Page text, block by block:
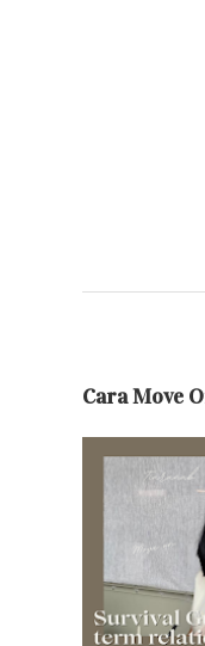
Cara Move